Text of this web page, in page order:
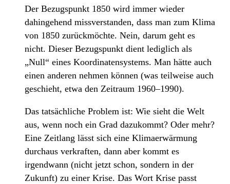
Der Bezugspunkt 1850 wird immer wieder
dahingehend missverstanden, dass man zum Klima
von 1850 zurückmöchte. Nein, darum geht es
nicht. Dieser Bezugspunkt dient lediglich als
„Null“ eines Koordinatensystems. Man hätte auch
einen anderen nehmen können (was teilweise auch
geschieht, etwa den Zeitraum 1960–1990).
Das tatsächliche Problem ist: Wie sieht die Welt
aus, wenn noch ein Grad dazukommt? Oder mehr?
Eine Zeitlang lässt sich eine Klimaerwärmung
durchaus verkraften, dann aber kommt es
irgendwann (nicht jetzt schon, sondern in der
Zukunft) zu einer Krise. Das Wort Krise passt